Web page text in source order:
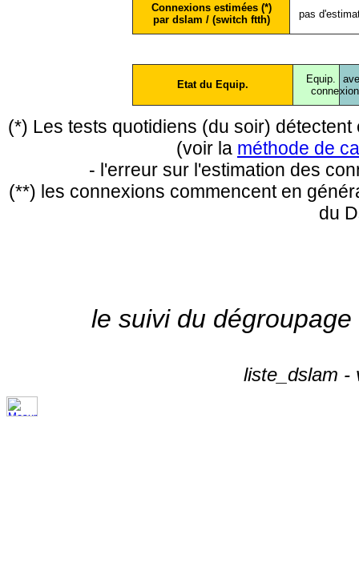
Connexions estimées (*)
par dslam / (switch ftth)
pas
Etat du Equip.
Equip.
conne
(*) Les tests quotidiens (du soir)
(voir la méthode de
- l'erreur sur l'estimation des
(**) les connexions commencent en
du
le suivi du
liste_dslam -